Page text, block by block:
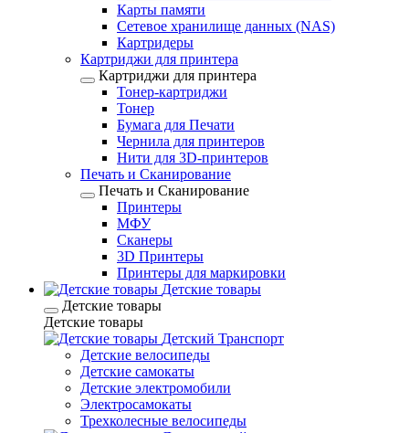
Карты памяти
Сетевое хранилище данных (NAS)
Картридеры
Картриджи для принтера
Картриджи для принтера
Тонер-картриджи
Тонер
Бумага для Печати
Чернила для принтеров
Нити для 3D-принтеров
Печать и Сканирование
Печать и Сканирование
Принтеры
МФУ
Сканеры
3D Принтеры
Принтеры для маркировки
Детские товары
Детские товары
Детские товары
Детский Транспорт
Детские велосипеды
Детские самокаты
Детские электромобили
Электросамокаты
Трехколесные велосипеды